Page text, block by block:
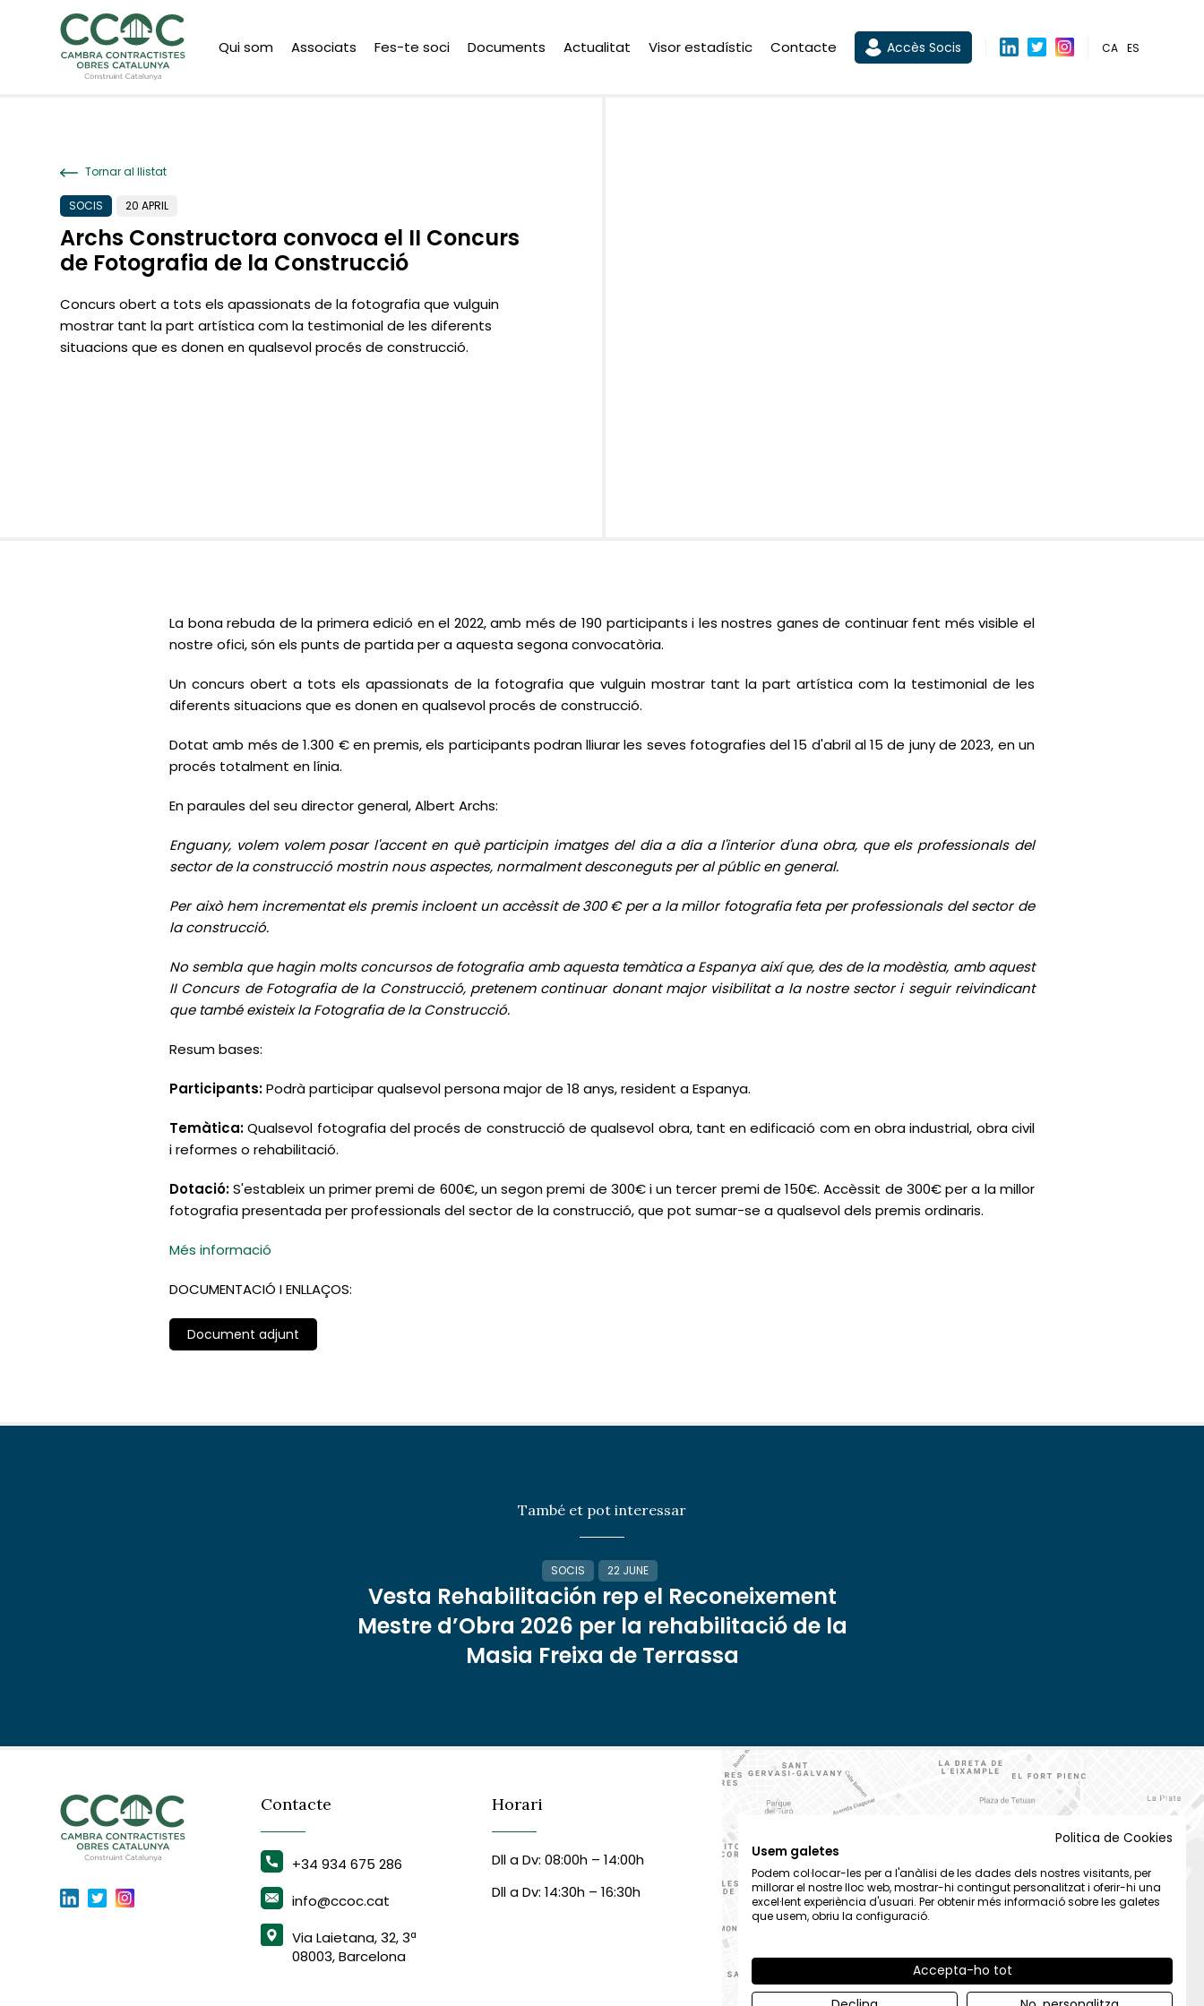
Qui som Associats Fes-te soci Documents Actualitat Visor estadístic Contacte Accès Socis CA ES
Tornar al llistat
SOCIS 20 APRIL
Archs Constructora convoca el II Concurs
de Fotografia de la Construcció
Concurs obert a tots els apassionats de la fotografia que vulguin
mostrar tant la part artística com la testimonial de les diferents
situacions que es donen en qualsevol procés de construcció.
La bona rebuda de la primera edició en el 2022, amb més de 190 participants i les nostres ganes de continuar fent més visible el
nostre ofici, són els punts de partida per a aquesta segona convocatòria.
Un concurs obert a tots els apassionats de la fotografia que vulguin mostrar tant la part artística com la testimonial de les
diferents situacions que es donen en qualsevol procés de construcció.
Dotat amb més de 1.300 € en premis, els participants podran lliurar les seves fotografies del 15 d'abril al 15 de juny de 2023, en un
procés totalment en línia.
En paraules del seu director general, Albert Archs:
Enguany, volem volem posar l'accent en què participin imatges del dia a dia a l'interior d'una obra, que els professionals del
sector de la construcció mostrin nous aspectes, normalment desconeguts per al públic en general.
Per això hem incrementat els premis incloent un accèssit de 300 € per a la millor fotografia feta per professionals del sector de
la construcció.
No sembla que hagin molts concursos de fotografia amb aquesta temàtica a Espanya així que, des de la modèstia, amb aquest
II Concurs de Fotografia de la Construcció, pretenem continuar donant major visibilitat a la nostre sector i seguir reivindicant
que també existeix la Fotografia de la Construcció.
Resum bases:
Participants:Podrà participar qualsevol persona major de 18 anys, resident a Espanya.
Temàtica:Qualsevol fotografia del procés de construcció de qualsevol obra, tant en edificació com en obra industrial, obra civil
i reformes o rehabilitació.
Dotació:S'estableix un primer premi de 600€, un segon premi de 300€ i un tercer premi de 150€. Accèssit de 300€ per a la millor
fotografia presentada per professionals del sector de la construcció, que pot sumar-se a qualsevol dels premis ordinaris.
Més informació
DOCUMENTACIÓ I ENLLAÇOS:
Document adjunt
També et pot interessar
SOCIS 22 JUNE
Vesta Rehabilitación rep el Reconeixement
Mestre d’Obra 2026 per la rehabilitació de la
Masia Freixa de Terrassa
Contacte
+34 934 675 286
info@ccoc.cat
Via Laietana, 32, 3ª
08003, Barcelona
Horari
Dll a Dv: 08:00h – 14:00h
Dll a Dv: 14:30h – 16:30h
Politica de Cookies
Usem galetes
Podem col·locar-les per a l'anàlisi de les dades dels nostres visitants, per
millorar el nostre lloc web, mostrar-hi contingut personalitzat i oferir-hi una
excel·lent experiència d'usuari. Per obtenir més informació sobre les galetes
que usem, obriu la configuració.
Accepta-ho tot